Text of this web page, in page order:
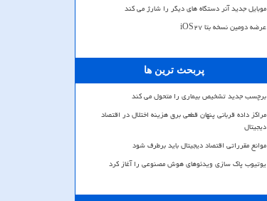
موبایل جدید آنر دستگاه های دیگر را شارژ می کند
عرضه دومین نسخه بتا iOS۲۷
پربحث ترین ها
برچسب جدید تشخیص بیماری را متحول می کند
مراکز داده قربانی پنهان قطعی برق هزینه اختلال در اقتصاد
دیجیتال
موانع مقرراتی اقتصاد دیجیتال باید برطرف شود
یوتیوب پاک سازی ویدئوهای هوش مصنوعی را آغاز کرد